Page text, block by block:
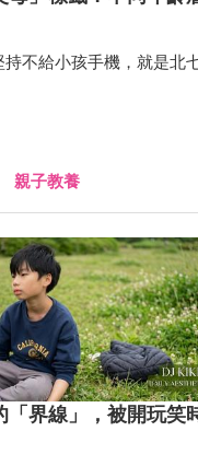
不給小孩手機，就是北
親子教養
界線」，被開玩笑